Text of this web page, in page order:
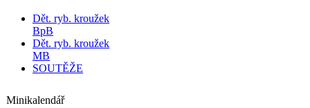
Dět. ryb. kroužek
BpB
Dět. ryb. kroužek
MB
SOUTĚŽE
Minikalendář